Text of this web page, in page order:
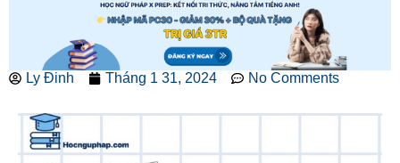
Ly Đinh Tháng 1 31, 2024 No Comments